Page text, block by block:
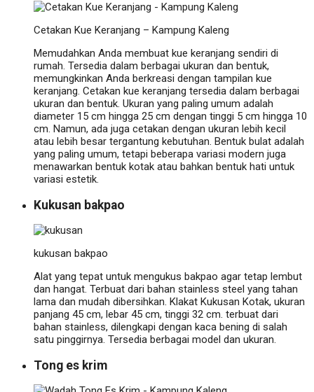
Cetakan Kue Keranjang – Kampung Kaleng
Memudahkan Anda membuat kue keranjang sendiri di
rumah. Tersedia dalam berbagai ukuran dan bentuk,
memungkinkan Anda berkreasi dengan tampilan kue
keranjang. Cetakan kue keranjang tersedia dalam berbagai
ukuran dan bentuk. Ukuran yang paling umum adalah
diameter 15 cm hingga 25 cm dengan tinggi 5 cm hingga 10
cm. Namun, ada juga cetakan dengan ukuran lebih kecil
atau lebih besar tergantung kebutuhan. Bentuk bulat adalah
yang paling umum, tetapi beberapa variasi modern juga
menawarkan bentuk kotak atau bahkan bentuk hati untuk
variasi estetik.
Kukusan bakpao
kukusan bakpao
Alat yang tepat untuk mengukus bakpao agar tetap lembut
dan hangat. Terbuat dari bahan stainless steel yang tahan
lama dan mudah dibersihkan. Klakat Kukusan Kotak, ukuran
panjang 45 cm, lebar 45 cm, tinggi 32 cm. terbuat dari
bahan stainless, dilengkapi dengan kaca bening di salah
satu pinggirnya. Tersedia berbagai model dan ukuran.
Tong es krim